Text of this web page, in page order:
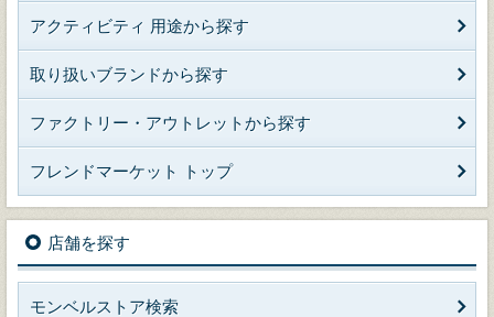
アクティビティ 用途から探す
取り扱いブランドから探す
ファクトリー・アウトレットから探す
フレンドマーケット トップ
店舗を探す
モンベルストア検索